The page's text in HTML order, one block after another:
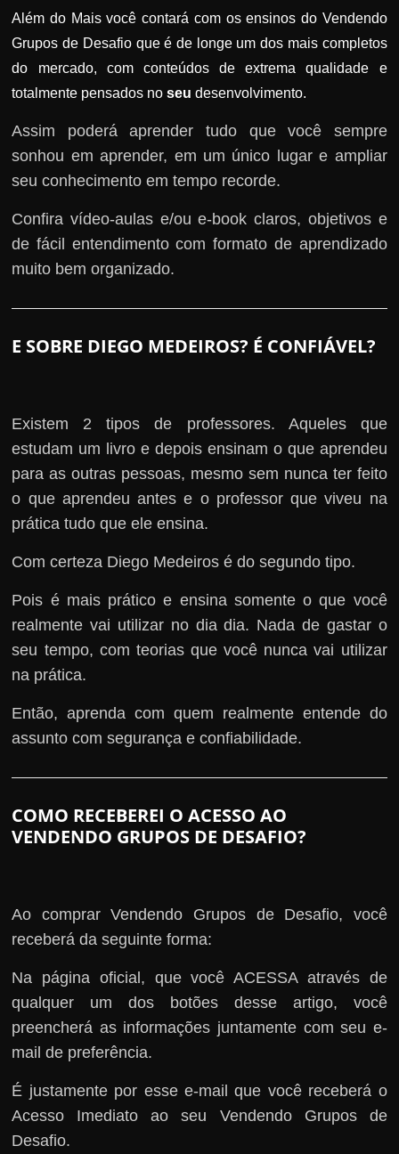
Além do Mais você contará com os ensinos do Vendendo
Grupos de Desafio que é de longe um dos mais completos
do mercado, com conteúdos de extrema qualidade e
totalmente pensados noseu desenvolvimento.
Assim poderá aprender tudo que você sempre
sonhou em aprender, em um único lugar e ampliar
seu conhecimento em tempo recorde.
Confira vídeo-aulas e/ou e-book claros, objetivos e
de fácil entendimento com formato de aprendizado
muito bem organizado.
E SOBRE DIEGO MEDEIROS? É CONFIÁVEL?
Existem 2 tipos de professores. Aqueles que
estudam um livro e depois ensinam o que aprendeu
para as outras pessoas, mesmo sem nunca ter feito
o que aprendeu antes e o professor que viveu na
prática tudo que ele ensina.
Com certeza Diego Medeiros é do segundo tipo.
Pois é mais prático e ensina somente o que você
realmente vai utilizar no dia dia. Nada de gastar o
seu tempo, com teorias que você nunca vai utilizar
na prática.
Então, aprenda com quem realmente entende do
assunto com segurança e confiabilidade.
COMO RECEBEREI O ACESSO AO
VENDENDO GRUPOS DE DESAFIO?
Ao comprar Vendendo Grupos de Desafio, você
receberá da seguinte forma:
Na página oficial, que você ACESSA através de
qualquer um dos botões desse artigo, você
preencherá as informações juntamente com seu e-
mail de preferência.
É justamente por esse e-mail que você receberá o
Acesso Imediato ao seu Vendendo Grupos de
Desafio.